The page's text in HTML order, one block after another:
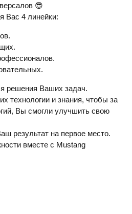
😎
Вас 4 линейки:
решения Ваших задач.
технологии и знания, чтобы за
Вы смогли улучшить свою
результат на первое место.
вместе с Mustang